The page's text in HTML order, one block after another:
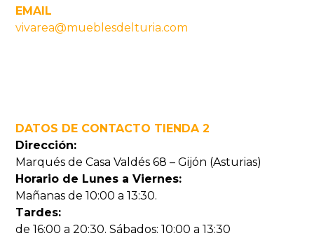
EMAIL
vivarea@mueblesdelturia.com
DATOS DE CONTACTO TIENDA 2
Dirección:
Marqués de Casa Valdés 68 – Gijón (Asturias)
Horario de Lunes a Viernes:
Mañanas de 10:00 a 13:30.
Tardes:
de 16:00 a 20:30. Sábados: 10:00 a 13:30